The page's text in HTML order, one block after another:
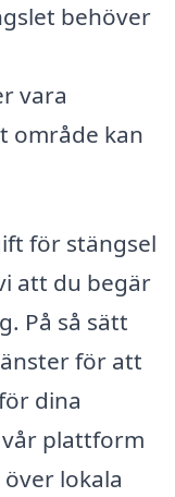
behöver
vara
område kan
för stängsel
att du begär
På så sätt
för att
dina
plattform
lokala